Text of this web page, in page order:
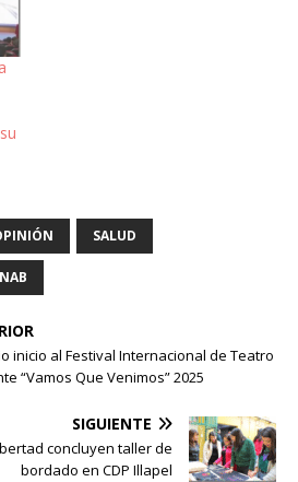
SALUD
inicio al Festival Internacional de Teatro
“Vamos Que Venimos” 2025
SIGUIENTE
concluyen taller de
bordado en CDP Illapel